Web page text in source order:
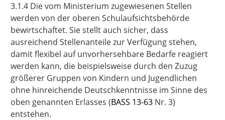
3.1.4 Die vom Ministerium zugewiesenen Stellen
werden von der oberen Schulaufsichtsbehörde
bewirtschaftet. Sie stellt auch sicher, dass
ausreichend Stellenanteile zur Verfügung stehen,
damit flexibel auf unvorhersehbare Bedarfe reagiert
werden kann, die beispielsweise durch den Zuzug
größerer Gruppen von Kindern und Jugendlichen
ohne hinreichende Deutschkenntnisse im Sinne des
oben genannten Erlasses (BASS 13-63 Nr. 3)
entstehen.